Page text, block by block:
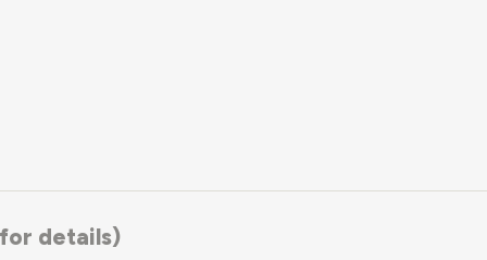
motor para a criação desta instituição que iria acolher
para as instalações que ainda hoje ocupa, as instalações
de Intervenção Social e Psicopedagógica."
Gulbenkian concedeu sucessivos subsídios à Associação das
details)